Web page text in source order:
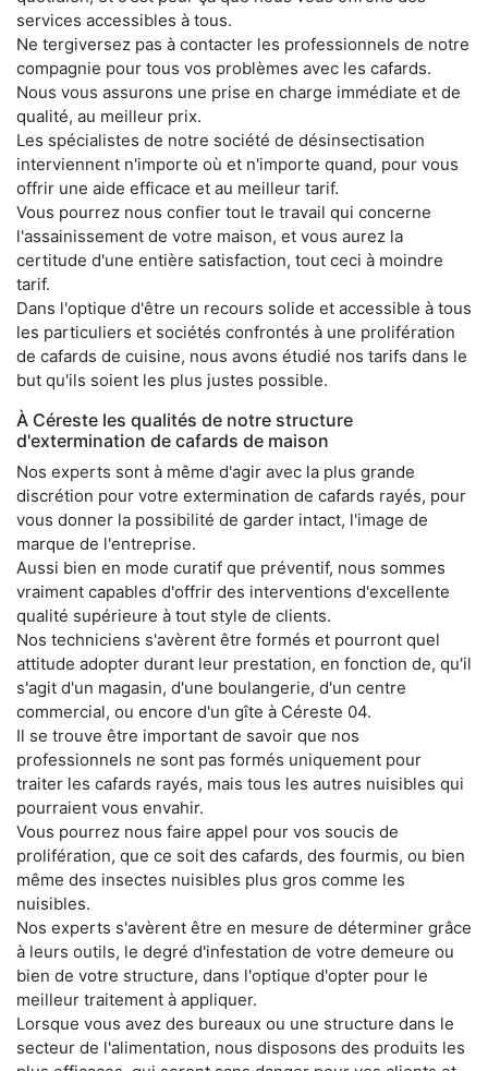
services accessibles à tous.
Ne tergiversez pas à contacter les professionnels de notre
compagnie pour tous vos problèmes avec les cafards.
Nous vous assurons une prise en charge immédiate et de
qualité, au meilleur prix.
Les spécialistes de notre société de désinsectisation
interviennent n'importe où et n'importe quand, pour vous
offrir une aide efficace et au meilleur tarif.
Vous pourrez nous confier tout le travail qui concerne
l'assainissement de votre maison, et vous aurez la
certitude d'une entière satisfaction, tout ceci à moindre
tarif.
Dans l'optique d'être un recours solide et accessible à tous
les particuliers et sociétés confrontés à une prolifération
de cafards de cuisine, nous avons étudié nos tarifs dans le
but qu'ils soient les plus justes possible.
À Céreste les qualités de notre structure
d'extermination de cafards de maison
Nos experts sont à même d'agir avec la plus grande
discrétion pour votre extermination de cafards rayés, pour
vous donner la possibilité de garder intact, l'image de
marque de l'entreprise.
Aussi bien en mode curatif que préventif, nous sommes
vraiment capables d'offrir des interventions d'excellente
qualité supérieure à tout style de clients.
Nos techniciens s'avèrent être formés et pourront quel
attitude adopter durant leur prestation, en fonction de, qu'il
s'agit d'un magasin, d'une boulangerie, d'un centre
commercial, ou encore d'un gîte à Céreste 04.
Il se trouve être important de savoir que nos
professionnels ne sont pas formés uniquement pour
traiter les cafards rayés, mais tous les autres nuisibles qui
pourraient vous envahir.
Vous pourrez nous faire appel pour vos soucis de
prolifération, que ce soit des cafards, des fourmis, ou bien
même des insectes nuisibles plus gros comme les
nuisibles.
Nos experts s'avèrent être en mesure de déterminer grâce
à leurs outils, le degré d'infestation de votre demeure ou
bien de votre structure, dans l'optique d'opter pour le
meilleur traitement à appliquer.
Lorsque vous avez des bureaux ou une structure dans le
secteur de l'alimentation, nous disposons des produits les